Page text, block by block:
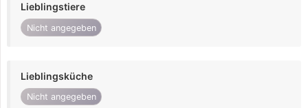
Lieblingstiere
Nicht angegeben
Lieblingsküche
Nicht angegeben